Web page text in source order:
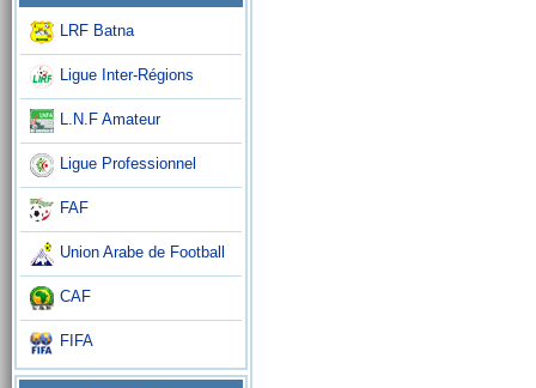
LRF Batna
Ligue Inter-Régions
L.N.F Amateur
Ligue Professionnel
FAF
Union Arabe de Football
CAF
FIFA